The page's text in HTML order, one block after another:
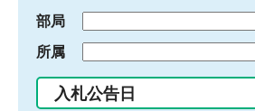
部局
所属
入札公告日